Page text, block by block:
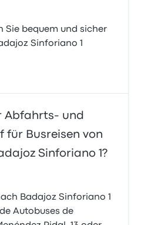
Sie bequem und sicher
Sinforiano 1
Abfahrts- und
für Busreisen von
Sinforiano 1?
Badajoz Sinforiano 1
Autobuses de